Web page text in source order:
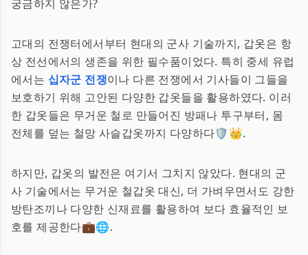
궁금하지 않은가?
고대의 전쟁터에서부터 현대의 군사 기술까지, 갑옷은 항
상 전선에서의 생존을 위한 필수품이었다. 특히 중세 유럽
에서는 십자군 전쟁이나 다른 전쟁에서 기사들이 그들을
보호하기 위해 고안된 다양한 갑옷들을 활용하였다. 이러
한 갑옷들은 무거운 철로 만들어진 방패나 투구부터, 몸
전체를 덮는 철망 사슬갑옷까지 다양하다🛡️👑.
하지만, 갑옷의 발전은 여기서 그치지 않았다. 현대의 군
사 기술에서는 무거운 철갑옷 대신, 더 가벼우면서도 강한
방탄조끼나 다양한 신재료를 활용하여 보다 효율적인 보
호를 제공한다💼🌐.